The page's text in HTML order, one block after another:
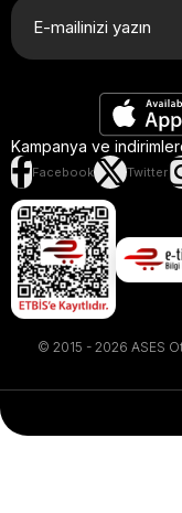
Kampanya ve
Facebook Twitter
© 2015 - 2026 ASES